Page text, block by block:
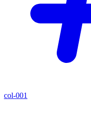
col-001